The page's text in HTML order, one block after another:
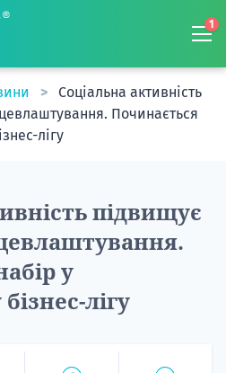
1
Соціальна активність
Починається
лігу
підвищує
у
лігу